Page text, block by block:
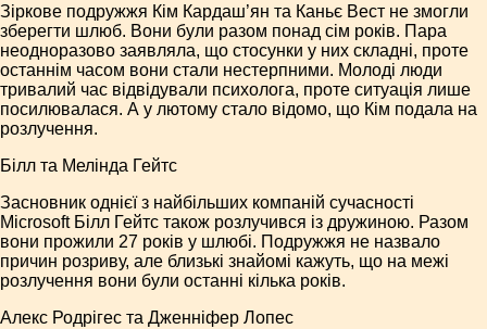
Зіркове подружжя Кім Кардаш’ян та Каньє Вест не змогли
зберегти шлюб. Вони були разом понад сім років. Пара
неодноразово заявляла, що стосунки у них складні, проте
останнім часом вони стали нестерпними. Молоді люди
тривалий час відвідували психолога, проте ситуація лише
посилювалася. А у лютому стало відомо, що Кім подала на
розлучення.
Білл та Мелінда Гейтс
Засновник однієї з найбільших компаній сучасності
Microsoft Білл Гейтс також розлучився із дружиною. Разом
вони прожили 27 років у шлюбі. Подружжя не назвало
причин розриву, але близькі знайомі кажуть, що на межі
розлучення вони були останні кілька років.
Алекс Родрігес та Дженніфер Лопес